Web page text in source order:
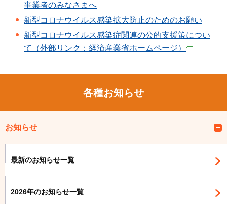
事業者のみなさまへ
新型コロナウイルス感染拡大防止のためのお願い
新型コロナウイルス感染症関連の公的支援策につい
て（外部リンク：経済産業省ホームページ）
各種お知らせ
お知らせ
最新のお知らせ一覧
2026年のお知らせ一覧